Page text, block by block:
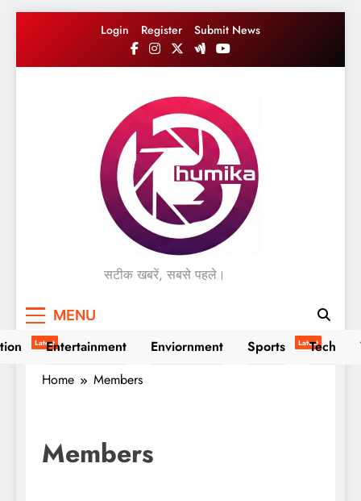
Login Register Submit News
सटीक खबरें, सबसे पहले।
MENU
LatestEntertainment Enviornment Sports LatestTech
Home
Members
Members